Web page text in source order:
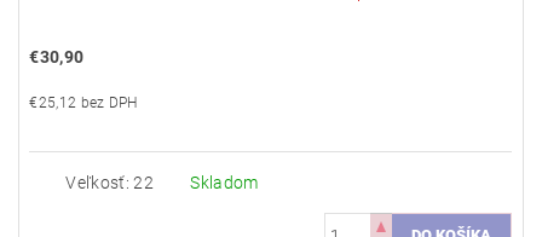
€30,90
€25,12 bez DPH
Veľkosť: 22 Skladom